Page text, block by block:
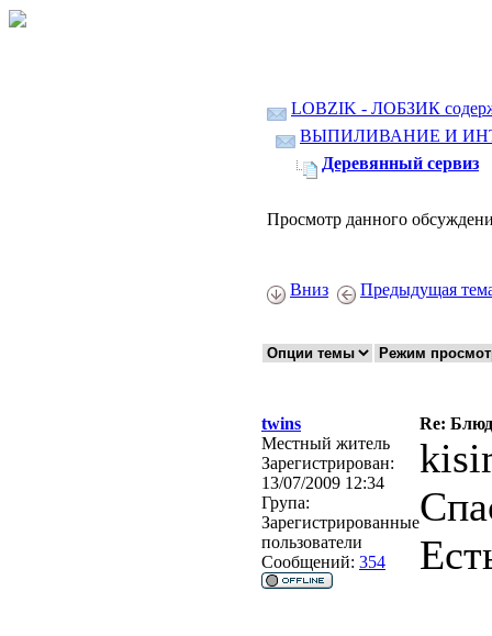
LOBZIK - ЛОБЗИК
ВЫПИЛИВАНИЕ И
Деревянный сервиз
Просмотр данного
Вниз Предыдущая
twins
Re:
Местный житель
Зарегистрирован:
13/07/2009 12:34
Група:
Зарегистрированные
пользователи
Сообщений: 354